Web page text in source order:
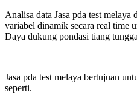
Analisa data Jasa pda test
variabel dinamik secara real time
Daya dukung pondasi tiang
Jasa pda test melaya bertujuan
seperti.